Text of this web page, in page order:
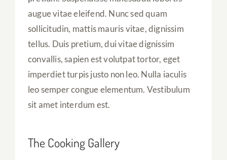
augue vitae eleifend. Nunc sed quam
sollicitudin, mattis mauris vitae, dignissim
tellus. Duis pretium, dui vitae dignissim
convallis, sapien est volutpat tortor, eget
imperdiet turpis justo non leo. Nulla iaculis
leo semper congue elementum. Vestibulum
sit amet interdum est.
The Cooking Gallery